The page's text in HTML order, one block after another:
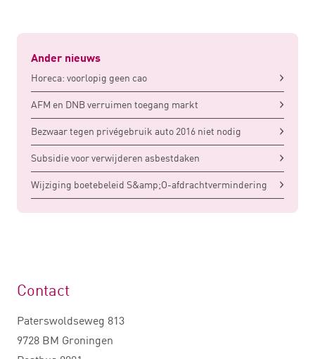
Ander nieuws
Horeca: voorlopig geen cao
AFM en DNB verruimen toegang markt
Bezwaar tegen privégebruik auto 2016 niet nodig
Subsidie voor verwijderen asbestdaken
Wijziging boetebeleid S&amp;O-afdrachtvermindering
Contact
Paterswoldseweg 813
9728 BM Groningen